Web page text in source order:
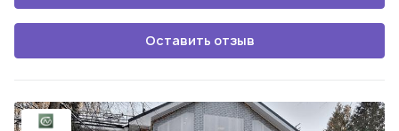
Оставить отзыв